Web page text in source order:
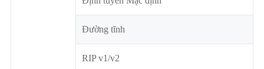
Đường tĩnh
RIP v1/v2